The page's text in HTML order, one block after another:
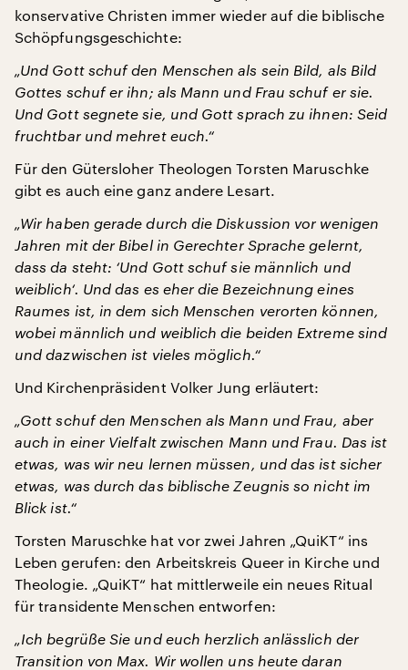
konservative Christen immer wieder auf die biblische
Schöpfungsgeschichte:
„Und Gott schuf den Menschen als sein Bild, als Bild
Gottes schuf er ihn; als Mann und Frau schuf er sie.
Und Gott segnete sie, und Gott sprach zu ihnen: Seid
fruchtbar und mehret euch.“
Für den Gütersloher Theologen Torsten Maruschke
gibt es auch eine ganz andere Lesart.
„Wir haben gerade durch die Diskussion vor wenigen
Jahren mit der Bibel in Gerechter Sprache gelernt,
dass da steht: ‘Und Gott schuf sie männlich und
weiblich‘. Und das es eher die Bezeichnung eines
Raumes ist, in dem sich Menschen verorten können,
wobei männlich und weiblich die beiden Extreme sind
und dazwischen ist vieles möglich.“
Und Kirchenpräsident Volker Jung erläutert:
„Gott schuf den Menschen als Mann und Frau, aber
auch in einer Vielfalt zwischen Mann und Frau. Das ist
etwas, was wir neu lernen müssen, und das ist sicher
etwas, was durch das biblische Zeugnis so nicht im
Blick ist.“
Torsten Maruschke hat vor zwei Jahren „QuiKT“ ins
Leben gerufen: den Arbeitskreis Queer in Kirche und
Theologie. „QuiKT“ hat mittlerweile ein neues Ritual
für transidente Menschen entworfen:
„Ich begrüße Sie und euch herzlich anlässlich der
Transition von Max. Wir wollen uns heute daran